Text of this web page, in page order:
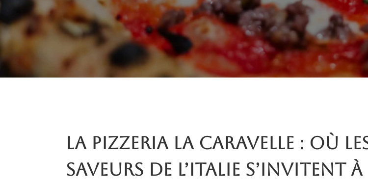
La pizzeria La Caravelle : où
saveurs de l’Italie s’invitent à